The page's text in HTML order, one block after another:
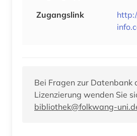
Zugangslink
Bei Fragen zur Datenbank
Lizenzierung wenden Sie
bibliothek@folkwang-